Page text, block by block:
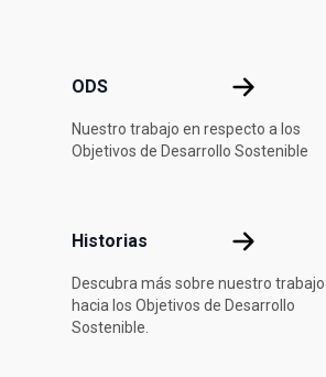
ODS ODS
Nuestro trabajo en respecto a los
Objetivos de Desarrollo Sostenible
Historias Historias
Descubra más sobre nuestro trabajo
hacia los Objetivos de Desarrollo
Sostenible.